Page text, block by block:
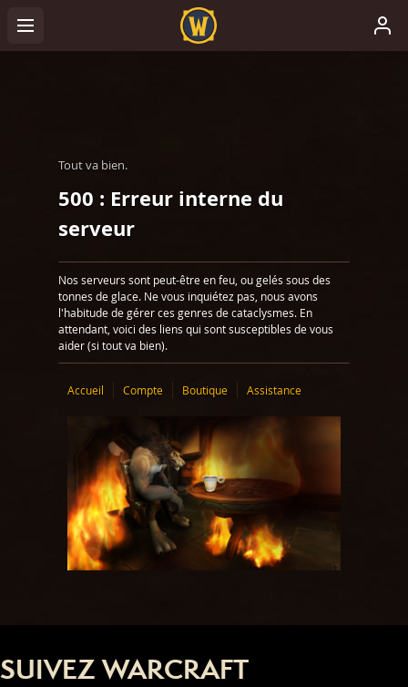
Tout va bien.
500 : Erreur interne du
serveur
Nos serveurs sont peut-être en feu, ou gelés sous des
tonnes de glace. Ne vous inquiétez pas, nous avons
l'habitude de gérer ces genres de cataclysmes. En
attendant, voici des liens qui sont susceptibles de vous
aider (si tout va bien).
Accueil Compte Boutique Assistance
SUIVEZ WARCRAFT